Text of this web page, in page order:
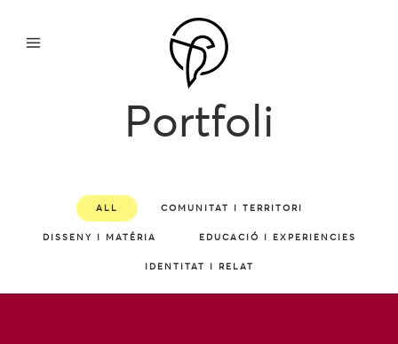
Portfoli
ALL COMUNITAT I TERRITORI
DISSENY I MATÉRIA EDUCACIÓ I EXPERIENCIES
IDENTITAT I RELAT